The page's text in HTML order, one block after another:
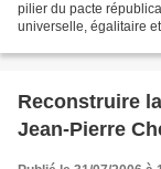
pilier du pacte
universelle, égalitaire
Reconstruire
Jean-Pierre